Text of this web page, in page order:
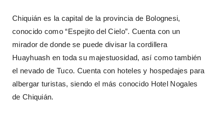
Chiquián es la capital de la provincia de Bolognesi,
conocido como “Espejito del Cielo”. Cuenta con un
mirador de donde se puede divisar la cordillera
Huayhuash en toda su majestuosidad, así como también
el nevado de Tuco. Cuenta con hoteles y hospedajes para
albergar turistas, siendo el más conocido Hotel Nogales
de Chiquián.